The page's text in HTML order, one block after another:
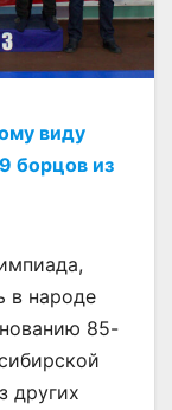
виду
борцов из
в народе
85-
других